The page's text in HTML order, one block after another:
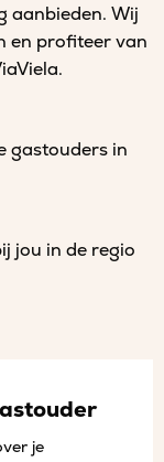
aanbieden. Wij
en profiteer van
gastouders in
jou in de regio
je